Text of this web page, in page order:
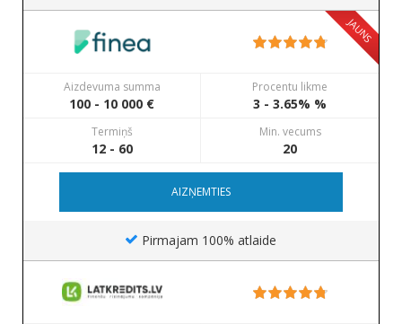
JAUNS
Aizdevuma summa
100 - 10 000 €
Procentu likme
3 - 3.65% %
Termiņš
12 - 60
Min. vecums
20
AIZŅEMTIES
Pirmajam 100% atlaide